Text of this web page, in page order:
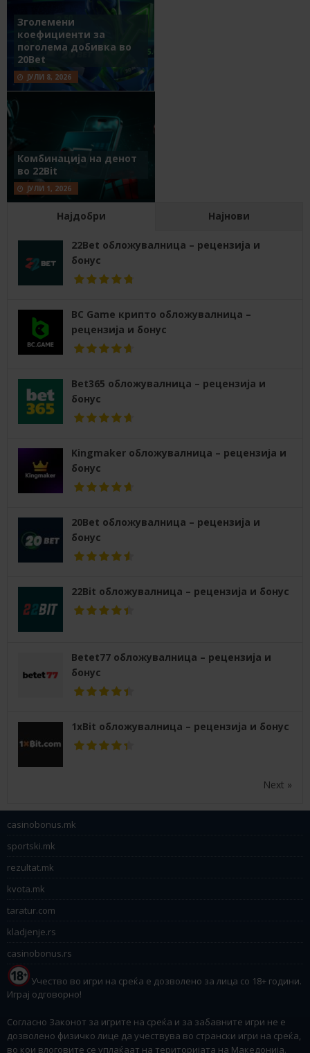
Зголемени
коефициенти за
поголема добивка во
20Bet
ЈУЛИ 8, 2026
Комбинација на денот
во 22Bit
ЈУЛИ 1, 2026
Најдобри Најнови
22Bet обложувалница – рецензија и
бонус
BC Game крипто обложувалница –
рецензија и бонус
Bet365 обложувалница – рецензија и
бонус
Kingmaker обложувалница – рецензија и
бонус
20Bet обложувалница – рецензија и
бонус
22Bit обложувалница – рецензија и бонус
Betet77 обложувалница – рецензија и
бонус
1xBit обложувалница – рецензија и бонус
Next »
casinobonus.mk
sportski.mk
rezultat.mk
kvota.mk
taratur.com
kladjenje.rs
casinobonus.rs
Учество во игри на среќа е дозволено за лица со 18+ години.
Играј одговорно!
Согласно Законот за игрите на среќа и за забавните игри не е
дозволено физичко лице да учествува во странски игри на среќа,
во кои влоговите се уплаќаат на територијата на Македонија.